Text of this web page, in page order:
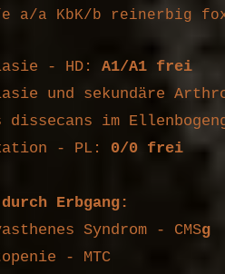
e a/a KbK/b reinerbig fo
- HD: A1/A1 frei
und sekundäre
dissecans im
- PL: 0/0 frei
Erbgang:
Syndrom - CMSg
- MTC